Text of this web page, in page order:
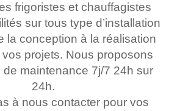
frigoristes et chauffagistes
sur tous type d’installation
la conception à la réalisation
projets. Nous proposons
maintenance 7j/7 24h sur
24h.
à nous contacter pour vos